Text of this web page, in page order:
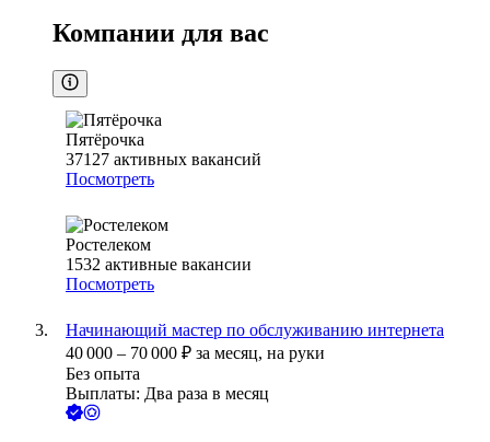
Компании для вас
Пятёрочка
37127 активных вакансий
Посмотреть
Ростелеком
1532 активные вакансии
Посмотреть
Начинающий мастер по обслуживанию интернета
40 000 – 70 000 ₽ за месяц, на руки
Без опыта
Выплаты: Два раза в месяц